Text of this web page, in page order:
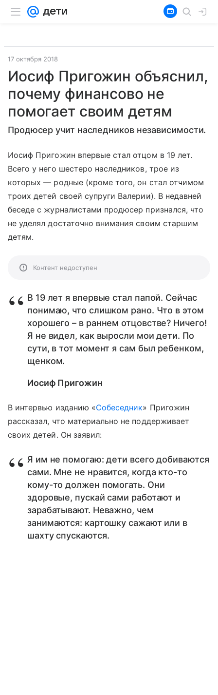
17 октября 2018
Иосиф Пригожин объяснил,
почему финансово не
помогает своим детям
Продюсер учит наследников независимости.
Иосиф Пригожин впервые стал отцом в 19 лет.
Всего у него шестеро наследников, трое из
которых — родные (кроме того, он стал отчимом
троих детей своей супруги Валерии). В недавней
беседе с журналистами продюсер признался, что
не уделял достаточно внимания своим старшим
детям.
Контент недоступен
В 19 лет я впервые стал папой. Сейчас
понимаю, что слишком рано. Что в этом
хорошего – в раннем отцовстве? Ничего!
Я не видел, как выросли мои дети. По
сути, в тот момент я сам был ребенком,
щенком.
Иосиф Пригожин
В интервью изданию «Собеседник» Пригожин
рассказал, что материально не поддерживает
своих детей. Он заявил:
Я им не помогаю: дети всего добиваются
сами. Мне не нравится, когда кто-то
кому-то должен помогать. Они
здоровые, пускай сами работают и
зарабатывают. Неважно, чем
занимаются: картошку сажают или в
шахту спускаются.